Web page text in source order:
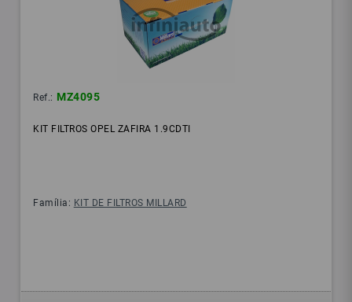
Ref.: MZ4095
KIT FILTROS OPEL ZAFIRA 1.9CDTI
Família: KIT DE FILTROS MILLARD